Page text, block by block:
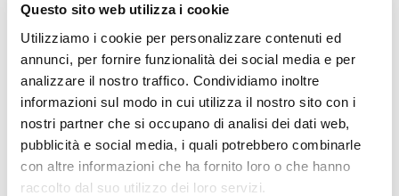
Questo sito web utilizza i cookie
Utilizziamo i cookie per personalizzare contenuti ed
annunci, per fornire funzionalità dei social media e per
analizzare il nostro traffico. Condividiamo inoltre
informazioni sul modo in cui utilizza il nostro sito con i
nostri partner che si occupano di analisi dei dati web,
pubblicità e social media, i quali potrebbero combinarle
con altre informazioni che ha fornito loro o che hanno
raccolto dal suo utilizzo dei loro servizi.
indimenticabile
TRAVEL , VALLE D'AOSTA
Il viaggio che abbiamo
fatto in Valle D'Aosta non è
stato solo un viaggio
fisico, ma anche un
viaggio nella mia